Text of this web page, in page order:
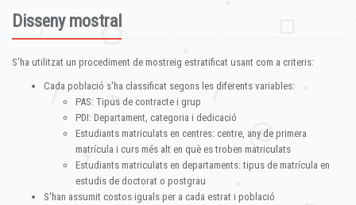
Disseny mostral
S'ha utilitzat un procediment de mostreig estratificat usant com a criteris:
Cada població s'ha classificat segons les diferents variables:
PAS: Tipus de contracte i grup
PDI: Departament, categoria i dedicació
Estudiants matriculats en centres: centre, any de primera
matrícula i curs més alt en què es troben matriculats
Estudiants matriculats en departaments: tipus de matrícula en
estudis de doctorat o postgrau
S'han assumit costos iguals per a cada estrat i població